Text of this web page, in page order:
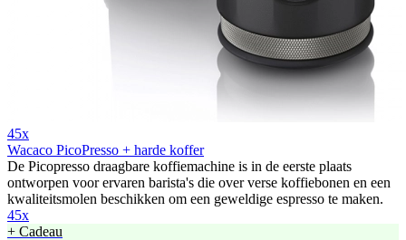
45x
Wacaco PicoPresso + harde koffer
De Picopresso draagbare koffiemachine is in de eerste plaats
ontworpen voor ervaren barista's die over verse koffiebonen en een
kwaliteitsmolen beschikken om een geweldige espresso te maken.
45x
+ Cadeau